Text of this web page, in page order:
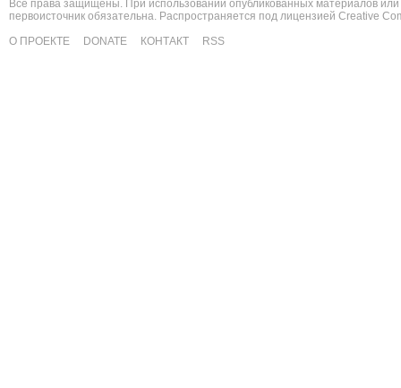
Все права защищены. При использовании опубликованных материалов
первоисточник обязательна. Распространяется под лицензией Creative
О ПРОЕКТЕ
DONATE КОНТАКТ RSS